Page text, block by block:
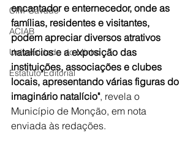
CIM-Cávado
ACIAB
Universidade do Minho
Estatuto Editorial
encantador e enternecedor, onde as
famílias, residentes e visitantes,
podem apreciar diversos atrativos
natalícios e a exposição das
instituições, associações e clubes
locais, apresentando várias figuras do
imaginário natalício", revela o
Município de Monção, em nota
enviada às redações.